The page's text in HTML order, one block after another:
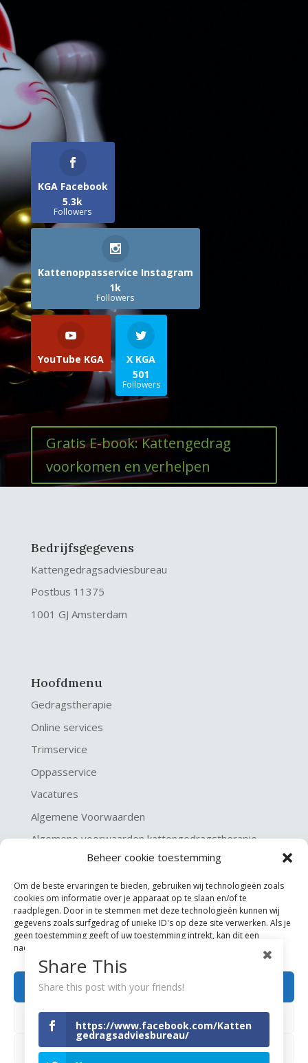
Beheer cookie toestemming
Om de beste ervaringen te bieden, gebruiken wij technologieën zoals
cookies om informatie over je apparaat op te slaan en/of te
raadplegen. Door in te stemmen met deze technologieën kunnen wij
gegevens zoals surfgedrag of unieke ID's op deze site verwerken. Als je
geen toestemming geeft of uw toestemming intrekt, kan dit een
nadelige invloed hebben op bepaalde functies en mogelijkheden.
Accepteren
Bekijk voorkeuren
KGA Facebook
5.3k
Followers
Kattenoppasservice Instagram
1k
Followers
YouTube KGA
X KGA
501
Followers
Gratis E-book: Kattengedrag
voorkomen en verhelpen
Bedrijfsgegevens
Kattengedragsadviesbureau
Postbus 11375
1001 GJ Amsterdam
Hoofdmenu
Gedragstherapie
Online services
Trimservice
Oppasservice
Vacatures
Algemene Voorwaarden
Algemene voorwaarden kattengedragstherapie
Privacy verklaring
Disclaimer & Copyright
©
Website made byJoSiJo / Joost van Riel
Share This
Share this post with your friends!
https://www.facebook.com/Katten
gedragsadviesbureau/